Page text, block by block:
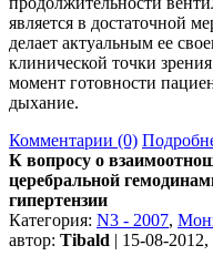
является в достаточной
делает актуальным ее
клинической точки
момент готовности
дыхание.
Комментарии (0)
К вопросу о
церебральной
гипертензии
Категория: N3 - 2007,
автор: Tibald | 15-08-